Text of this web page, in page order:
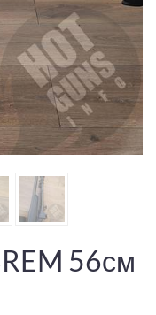
56см